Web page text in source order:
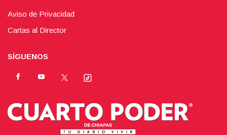
Aviso de Privacidad
Cartas al Director
SÍGUENOS